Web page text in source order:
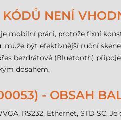
KÓDŮ NENÍ
mobilní práci, protože fixní
být efektivnější ruční
bezdrátové (Bluetooth)
dosahem.
- OBSAH
RS232, Ethernet, STD